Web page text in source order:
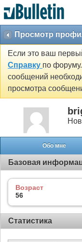
Просмотр
Если это ваш
Справку по
сообщений
просмотра
Обо мне
Базовая
Возраст
56
Статистика